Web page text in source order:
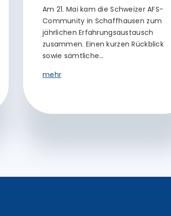
Am 21. Mai kam die Schweizer AFS-
Community in Schaffhausen zum
jährlichen Erfahrungsaustausch
zusammen. Einen kurzen Rückblick
sowie sämtliche…
mehr